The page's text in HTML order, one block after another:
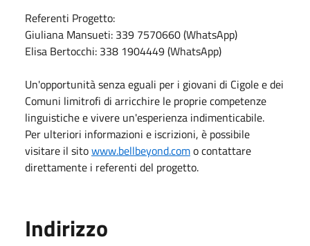
Referenti Progetto:
Giuliana Mansueti: 339 7570660 (WhatsApp)
Elisa Bertocchi: 338 1904449 (WhatsApp)
Un'opportunità senza eguali per i giovani di Cigole e dei
Comuni limitrofi di arricchire le proprie competenze
linguistiche e vivere un'esperienza indimenticabile.
Per ulteriori informazioni e iscrizioni, è possibile
visitare il sitowww.bellbeyond.como contattare
direttamente i referenti del progetto.
Indirizzo